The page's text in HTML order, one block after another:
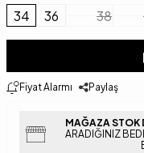
34 36 38
Fiyat Alarmı Paylaş
MAĞAZA STOK
ARADIĞINIZ